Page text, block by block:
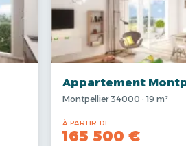
Appartement
Montpellier 34000 · 19 m²
À PARTIR DE
165 500 €